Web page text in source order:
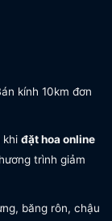
kính 10km đơn
khi đặt hoa online
trình giảm
băng rôn, chậu